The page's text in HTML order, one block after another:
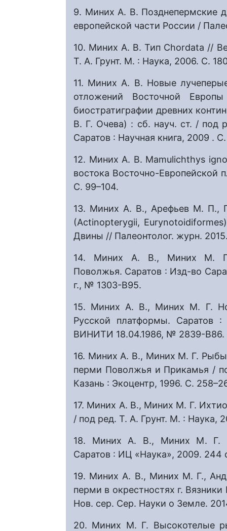
9. Миних А. В. Позднепермские
европейской части России /
10. Миних А. В. Тип Chordata //
Т. А. Грунт. М. : Наука, 2006. C.
11. Миних А. В. Новые
отложений Восточной
биостратиграфии древних
В. Г. Очева) : сб. науч. ст. /
Саратов : Научная книга, 2009 .
12. Миних А. В. Mamulichthys
востока Восточно-
С. 99–104.
13. Миних А. В., Арефьев М. П.,
(Actinopterygii,
Двины // Палеонтолог. журн.
14. Миних А. В., Миних М. Г.
Поволжья. Саратов : Изд-во
г., № 1303-В95.
15. Миних А. В., Миних М. Г.
Русской платформы. Саратов
ВИНИТИ 18.04.1986, № 2839-В86.
16. Миних А. В., Миних М. Г.
перми Поволжья и Прикамья /
Казань : Экоцентр, 1996. С.
17. Миних А. В., Миних М. Г.
/ под ред. Т. А. Грунт. М. : Наука,
18. Миних А. В., Миних М. Г.
Саратов : ИЦ «Наука», 2009. 244
19. Миних А. В., Миних М. Г.,
перми в окрестностях г.
Нов. сер. Сер. Науки о Земле.
20. Миних М. Г. Высокотелые